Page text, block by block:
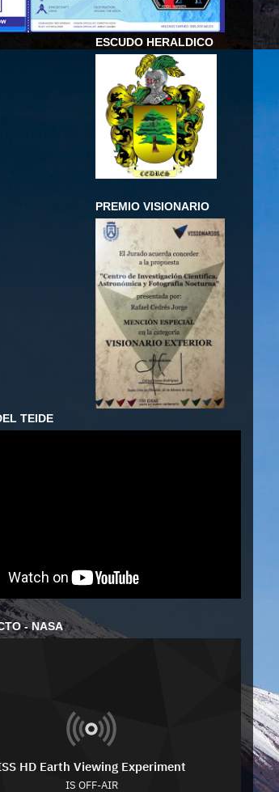
ESCUDO HERALDICO
PREMIO VISIONARIO
TEIDE
- NASA